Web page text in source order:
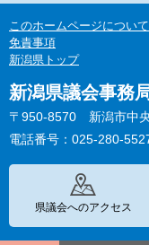
このホームページについて
免責事項
新潟県トップ
新潟県議会事務
〒950-8570 新潟市中
電話番号：025-280-
県議会へのアクセス